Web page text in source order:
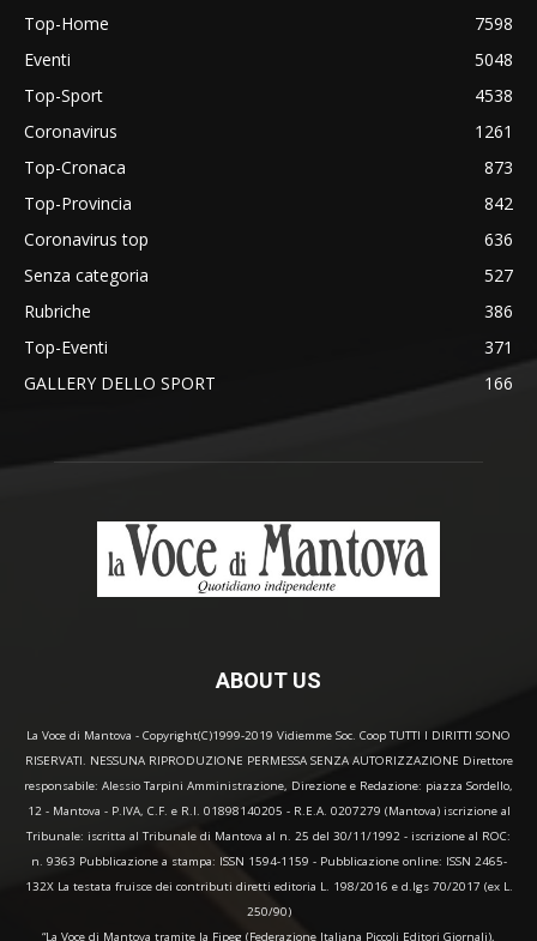
Top-Home
7598
Eventi
5048
Top-Sport
4538
Coronavirus
1261
Top-Cronaca
873
Top-Provincia
842
Coronavirus top
636
Senza categoria
527
Rubriche
386
Top-Eventi
371
GALLERY DELLO SPORT
166
ABOUT US
La Voce di Mantova - Copyright(C)1999-2019 Vidiemme Soc. Coop TUTTI I DIRITTI SONO
RISERVATI. NESSUNA RIPRODUZIONE PERMESSA SENZA AUTORIZZAZIONE Direttore
responsabile: Alessio Tarpini Amministrazione, Direzione e Redazione: piazza Sordello,
12 - Mantova - P.IVA, C.F. e R.I. 01898140205 - R.E.A. 0207279 (Mantova) iscrizione al
Tribunale: iscritta al Tribunale di Mantova al n. 25 del 30/11/1992 - iscrizione al ROC:
n. 9363 Pubblicazione a stampa: ISSN 1594-1159 - Pubblicazione online: ISSN 2465-
132X La testata fruisce dei contributi diretti editoria L. 198/2016 e d.lgs 70/2017 (ex L.
250/90)
“La Voce di Mantova tramite la Fipeg (Federazione Italiana Piccoli Editori Giornali),